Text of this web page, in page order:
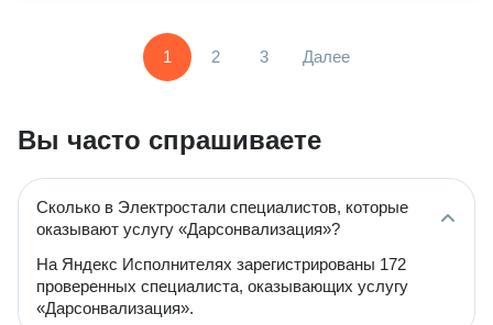
1 2 3 Далее
Вы часто спрашиваете
Сколько в Электростали специалистов, которые
оказывают услугу «Дарсонвализация»?
На Яндекс Исполнителях зарегистрированы 172
проверенных специалиста, оказывающих услугу
«Дарсонвализация».